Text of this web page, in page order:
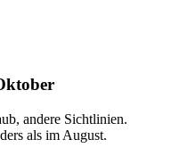
andere Sichtlinien.
als im August.